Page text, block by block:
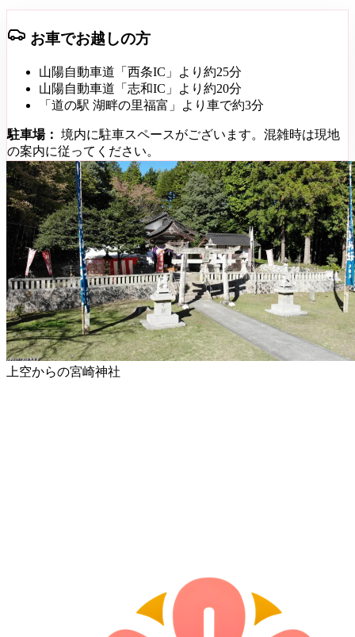
お車でお越しの方
山陽自動車道「西条IC」より約25分
山陽自動車道「志和IC」より約20分
「道の駅 湖畔の里福富」より車で約3分
駐車場： 境内に駐車スペースがございます。混雑時は現地
の案内に従ってください。
上空からの宮崎神社